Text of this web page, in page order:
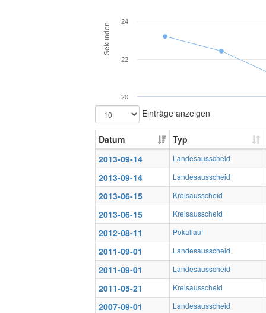
Sekunden
20
22
24
Einträge anzeigen
Datum
Typ
2013-09-14
Landesausscheid
2013-09-14 Landesausscheid
2013-06-15 Kreisausscheid
2013-06-15 Kreisausscheid
2012-08-11 Pokallauf
2011-09-01 Landesausscheid
2011-09-01 Landesausscheid
2011-05-21 Kreisausscheid
2007-09-01 Landesausscheid